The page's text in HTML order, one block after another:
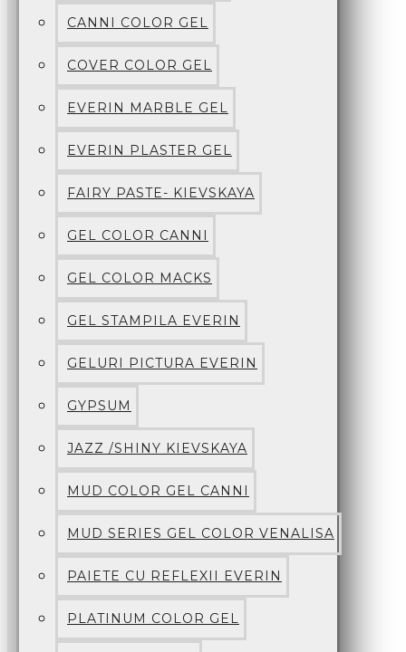
CANNI COLOR GEL
COVER COLOR GEL
EVERIN MARBLE GEL
EVERIN PLASTER GEL
FAIRY PASTE- KIEVSKAYA
GEL COLOR CANNI
GEL COLOR MACKS
GEL STAMPILA EVERIN
GELURI PICTURA EVERIN
GYPSUM
JAZZ /SHINY KIEVSKAYA
MUD COLOR GEL CANNI
MUD SERIES GEL COLOR VENALISA
PAIETE CU REFLEXII EVERIN
PLATINUM COLOR GEL